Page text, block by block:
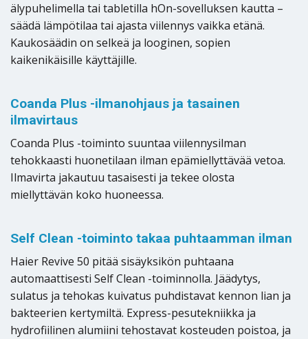
älypuhelimella tai tabletilla hOn-sovelluksen kautta –
säädä lämpötilaa tai ajasta viilennys vaikka etänä.
Kaukosäädin on selkeä ja looginen, sopien
kaikenikäisille käyttäjille.
Coanda Plus -ilmanohjaus ja tasainen
ilmavirtaus
Coanda Plus -toiminto suuntaa viilennysilman
tehokkaasti huonetilaan ilman epämiellyttävää vetoa.
Ilmavirta jakautuu tasaisesti ja tekee olosta
miellyttävän koko huoneessa.
Self Clean -toiminto takaa puhtaamman ilman
Haier Revive 50 pitää sisäyksikön puhtaana
automaattisesti Self Clean -toiminnolla. Jäädytys,
sulatus ja tehokas kuivatus puhdistavat kennon lian ja
bakteerien kertymiltä. Express-pesutekniikka ja
hydrofiilinen alumiini tehostavat kosteuden poistoa, ja